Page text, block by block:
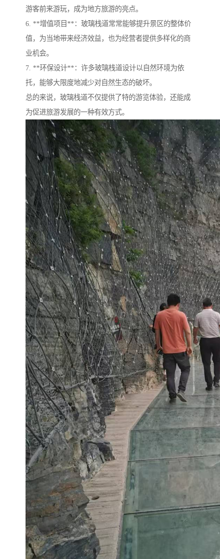
游客前来游玩，成为地方旅游的亮点。
6. **增值项目**：玻璃栈道常常能够提升景区的整体价
值，为当地带来经济效益，也为经营者提供多样化的商
业机会。
7. **环保设计**：许多玻璃栈道设计以自然环境为依
托，能够大限度地减少对自然生态的破坏。
总的来说，玻璃栈道不仅提供了特的游览体验，还能成
为促进旅游发展的一种有效方式。